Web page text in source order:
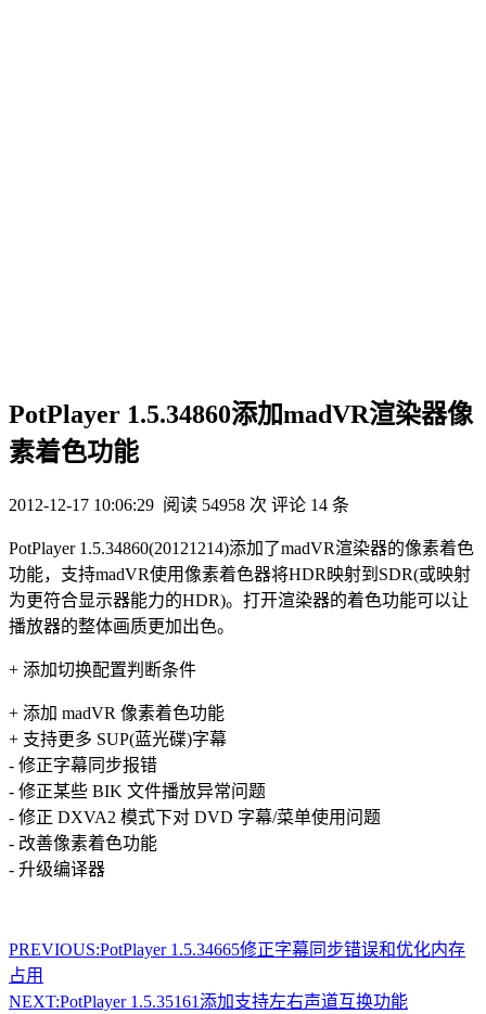
PotPlayer 1.5.34860添加madVR渲染器像
素着色功能
2012-12-17 10:06:29 阅读 54958 次 评论 14 条
PotPlayer 1.5.34860(20121214)添加了madVR渲染器的像素着色
功能，支持madVR使用像素着色器将HDR映射到SDR(或映射
为更符合显示器能力的HDR)。打开渲染器的着色功能可以让
播放器的整体画质更加出色。
+ 添加切换配置判断条件
+ 添加 madVR 像素着色功能
+ 支持更多 SUP(蓝光碟)字幕
- 修正字幕同步报错
- 修正某些 BIK 文件播放异常问题
- 修正 DXVA2 模式下对 DVD 字幕/菜单使用问题
- 改善像素着色功能
- 升级编译器
PREVIOUS:PotPlayer 1.5.34665修正字幕同步错误和优化内存
占用
NEXT:PotPlayer 1.5.35161添加支持左右声道互换功能